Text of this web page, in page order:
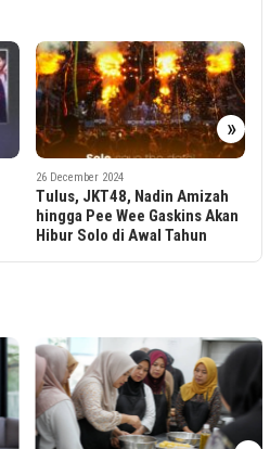
»
26 December 2024
Tulus, JKT48, Nadin Amizah
hingga Pee Wee Gaskins Akan
Hibur Solo di Awal Tahun